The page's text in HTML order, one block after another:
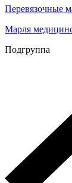
Перевязочные
Марля
Подгруппа